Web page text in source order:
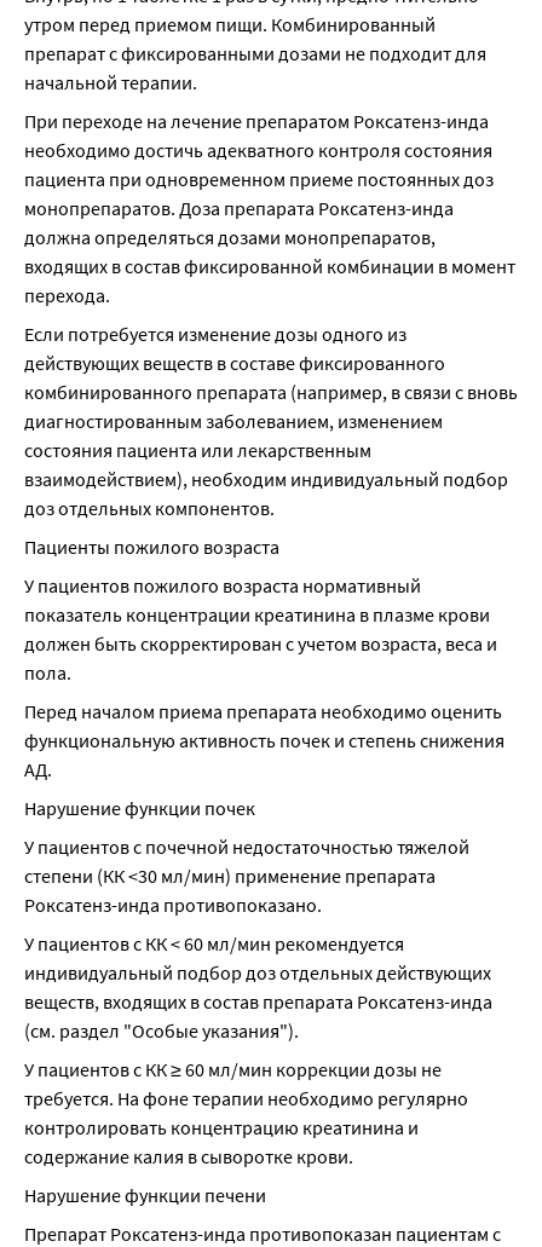
утром перед приемом пищи. Комбинированный
препарат с фиксированными дозами не подходит для
начальной терапии.
При переходе на лечение препаратом Роксатенз-инда
необходимо достичь адекватного контроля состояния
пациента при одновременном приеме постоянных доз
монопрепаратов. Доза препарата Роксатенз-инда
должна определяться дозами монопрепаратов,
входящих в состав фиксированной комбинации в момент
перехода.
Если потребуется изменение дозы одного из
действующих веществ в составе фиксированного
комбинированного препарата (например, в связи с вновь
диагностированным заболеванием, изменением
состояния пациента или лекарственным
взаимодействием), необходим индивидуальный подбор
доз отдельных компонентов.
Пациенты пожилого возраста
У пациентов пожилого возраста нормативный
показатель концентрации креатинина в плазме крови
должен быть скорректирован с учетом возраста, веса и
пола.
Перед началом приема препарата необходимо оценить
функциональную активность почек и степень снижения
АД.
Нарушение функции почек
У пациентов с почечной недостаточностью тяжелой
степени (КК <30 мл/мин) применение препарата
Роксатенз-инда противопоказано.
У пациентов с КК < 60 мл/мин рекомендуется
индивидуальный подбор доз отдельных действующих
веществ, входящих в состав препарата Роксатенз-инда
(см. раздел "Особые указания").
У пациентов с КК ≥ 60 мл/мин коррекции дозы не
требуется. На фоне терапии необходимо регулярно
контролировать концентрацию креатинина и
содержание калия в сыворотке крови.
Нарушение функции печени
Препарат Роксатенз-инда противопоказан пациентам с